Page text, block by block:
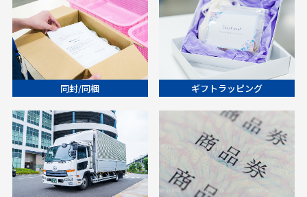
同封/同梱 ギフトラッピング